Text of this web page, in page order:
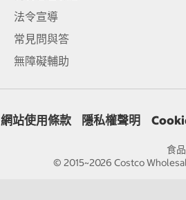
法令宣導
常見問與答
無障礙輔助
網站使用條款 隱私權聲明
食
© 2015~2026 Costco